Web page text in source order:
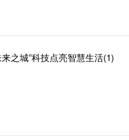
来之城”科技点亮智慧生活(1)